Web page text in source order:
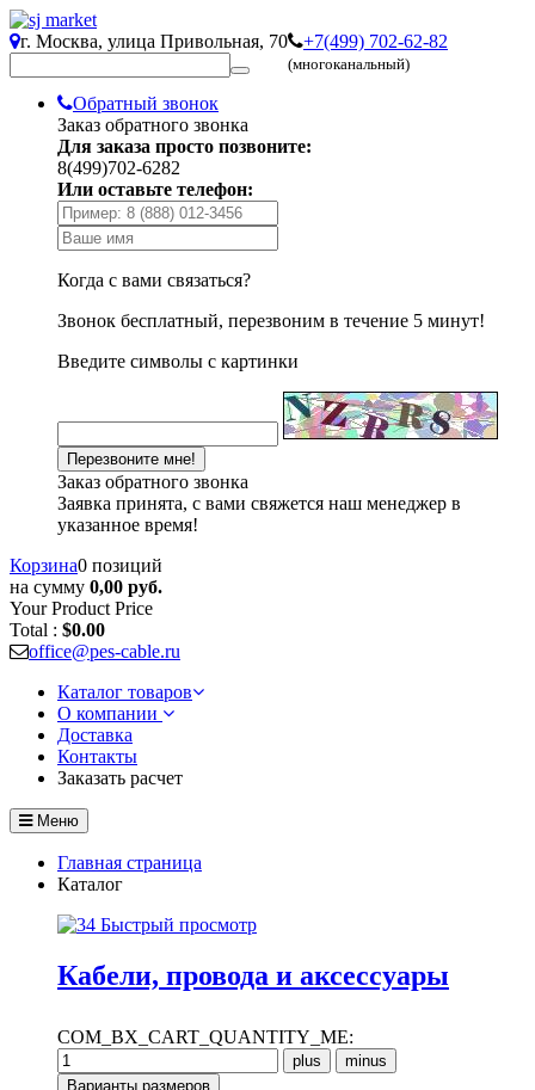
г. Москва, улица Привольная, 70 +7(499) 702-62-82
(многоканальный)
Обратный звонок
Заказ обратного звонка
Для заказа просто позвоните:
8(499)702-6282
Или оставьте телефон:
Когда с вами связаться?
Звонок бесплатный, перезвоним в течение 5 минут!
Введите символы с картинки
Заказ обратного звонка
Заявка принята, с вами свяжется наш менеджер в
указанное время!
Корзина0 позиций
на сумму 0,00 руб.
Your Product Price
Total : $0.00
office@pes-cable.ru
Каталог товаров
О компании
Доставка
Контакты
Заказать расчет
Меню
Главная страница
Каталог
Быстрый просмотр
Кабели, провода и аксессуары
COM_BX_CART_QUANTITY_ME: